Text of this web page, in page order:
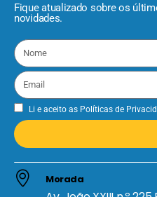
Fique atualizado sobre os
novidades.
Li e aceito as Políticas de
Morada